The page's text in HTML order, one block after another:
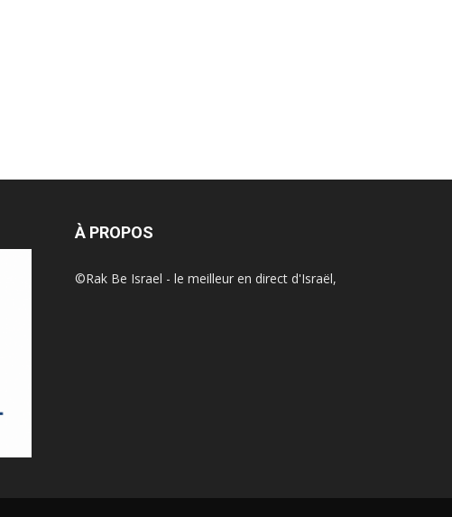
À PROPOS
©Rak Be Israel - le meilleur en direct d'Israël,